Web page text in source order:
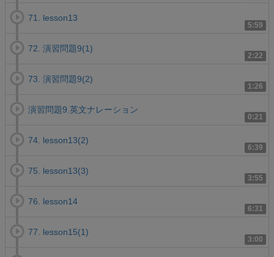
5:59
71. lesson13
2:22
72. 演習問題9(1)
1:26
73. 演習問題9(2)
0:21
演習問題9.英文ナレーション
6:39
74. lesson13(2)
3:55
75. lesson13(3)
6:31
76. lesson14
3:00
77. lesson15(1)